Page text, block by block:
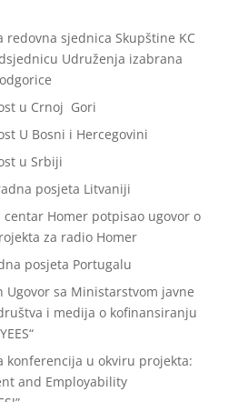
redovna sjednica Skupštine KC
Udruženja izabrana
u Crnoj Gori
U Bosni i Hercegovini
u Srbiji
posjeta Litvaniji
Homer potpisao ugovor o
za radio Homer
posjeta Portugalu
Ugovor sa Ministarstvom javne
i medija o kofinansiranju
konferencija u okviru projekta:
and Employability